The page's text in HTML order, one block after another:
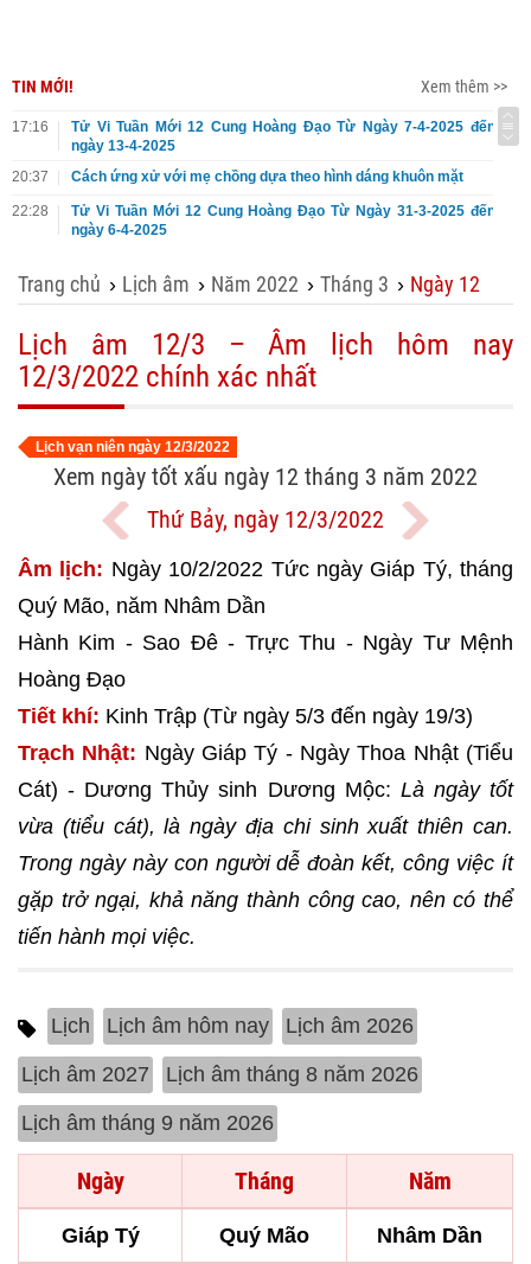
TIN MỚI! Xem thêm >>
17:16
Tử Vi Tuần Mới 12 Cung Hoàng Đạo Từ Ngày 7-4-2025 đến
ngày 13-4-2025
20:37
Cách ứng xử với mẹ chồng dựa theo hình dáng khuôn mặt
22:28
Tử Vi Tuần Mới 12 Cung Hoàng Đạo Từ Ngày 31-3-2025 đến
ngày 6-4-2025
Trang chủ › Lịch âm › Năm 2022 › Tháng 3 › Ngày 12
Lịch âm 12/3 – Âm lịch hôm nay
12/3/2022 chính xác nhất
Lịch vạn niên ngày 12/3/2022
Xem ngày tốt xấu ngày 12 tháng 3 năm 2022
Thứ Bảy, ngày 12/3/2022
Âm lịch: Ngày 10/2/2022 Tức ngày Giáp Tý, tháng
Quý Mão, năm Nhâm Dần
Hành Kim - Sao Đê - Trực Thu - Ngày Tư Mệnh
Hoàng Đạo
Tiết khí: Kinh Trập (Từ ngày 5/3 đến ngày 19/3)
Trạch Nhật: Ngày Giáp Tý - Ngày Thoa Nhật (Tiểu
Cát) - Dương Thủy sinh Dương Mộc: Là ngày tốt
vừa (tiểu cát), là ngày địa chi sinh xuất thiên can.
Trong ngày này con người dễ đoàn kết, công việc ít
gặp trở ngại, khả năng thành công cao, nên có thể
tiến hành mọi việc.
Lịch Lịch âm hôm nay Lịch âm 2026
Lịch âm 2027 Lịch âm tháng 8 năm 2026
Lịch âm tháng 9 năm 2026
Ngày Tháng Năm
Giáp Tý Quý Mão Nhâm Dần